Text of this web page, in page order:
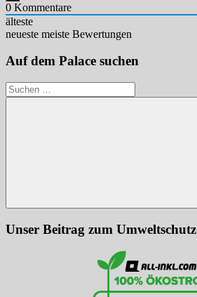
0 Kommentare
älteste
neueste meiste Bewertungen
Auf dem Palace suchen
Suchen
nach:
Suchen
Unser Beitrag zum Umweltschutz